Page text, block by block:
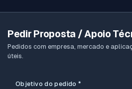
Pedir Proposta / Apoio
Pedidos com empresa, mercado e
úteis.
Objetivo do pedido*